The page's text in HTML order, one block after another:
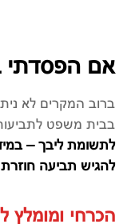
אם הפסדתי
ברוב המקרים לא
בבית משפט
לתשומת ליבך –
להגיש תביעה
הכרחי